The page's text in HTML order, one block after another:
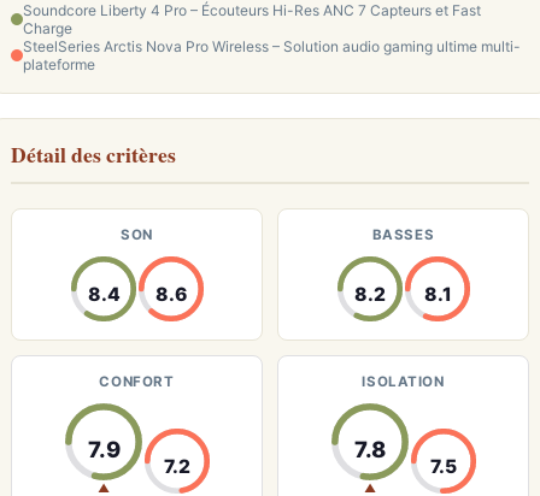
Soundcore Liberty 4 Pro – Écouteurs Hi-Res ANC 7 Capteurs et Fast
Charge
SteelSeries Arctis Nova Pro Wireless – Solution audio gaming ultime multi-
plateforme
Détail des critères
SON
8.4 8.6
BASSES
8.2 8.1
CONFORT
7.9
▲
7.2
ISOLATION
7.8
▲
7.5